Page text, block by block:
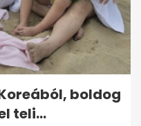
boldog
teli...